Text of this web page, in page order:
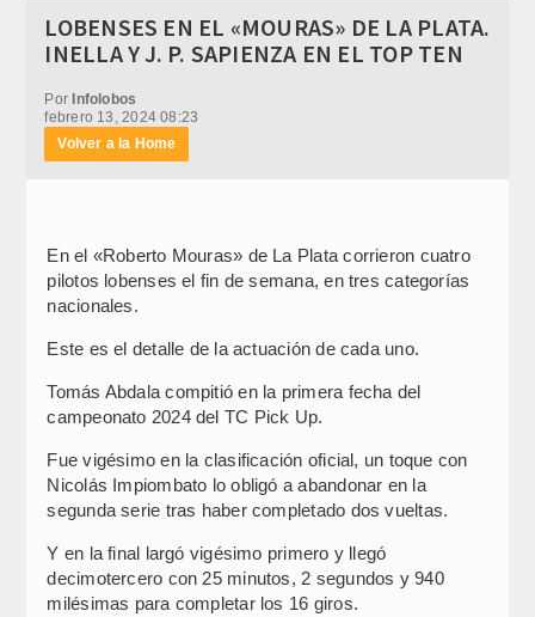
LOBENSES EN EL «MOURAS» DE LA PLATA.
INELLA Y J. P. SAPIENZA EN EL TOP TEN
PorInfolobos
febrero 13, 2024 08:23
Volver a la Home
En el «Roberto Mouras» de La Plata corrieron cuatro
pilotos lobenses el fin de semana, en tres categorías
nacionales.
Este es el detalle de la actuación de cada uno.
Tomás Abdala compitió en la primera fecha del
campeonato 2024 del TC Pick Up.
Fue vigésimo en la clasificación oficial, un toque con
Nicolás Impiombato lo obligó a abandonar en la
segunda serie tras haber completado dos vueltas.
Y en la final largó vigésimo primero y llegó
decimotercero con 25 minutos, 2 segundos y 940
milésimas para completar los 16 giros.